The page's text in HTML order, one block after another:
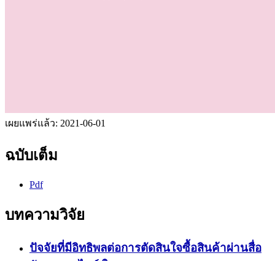
เผยแพร่แล้ว: 2021-06-01
ฉบับเต็ม
Pdf
บทความวิจัย
ปัจจัยที่มีอิทธิพลต่อการตัดสินใจซื้อสินค้าผ่านสื่อ